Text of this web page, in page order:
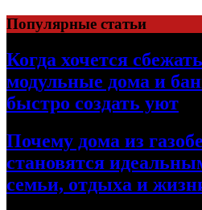
Перейти
к
содержимому
Популярные статьи
Когда хочется
модульные дома и
быстро создать уют
Почему дома из
становятся
семьи, отдыха и